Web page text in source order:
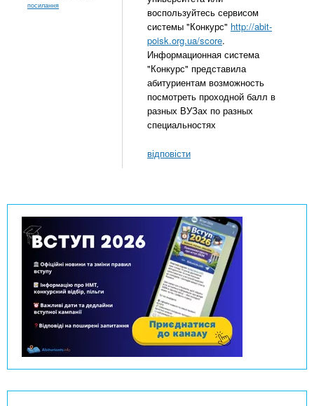
посилання
воспользуйтесь сервисом
системы "Конкурс" http://abit-
poisk.org.ua/score.
Информационная система
"Конкурс" представила
абитуриентам возможность
посмотреть проходной балл в
разных ВУЗах по разных
специальностях
відповісти